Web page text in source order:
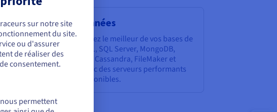
et
Base de données
Choisissez et tirez le meilleur de vos bases de
données MySQL, SQL Server, MongoDB,
Redis, MariaDB, Cassandra, FileMaker et
PostgreSQL avec des serveurs performants
hautement disponibles.
Unis.
et créez un
sur notre site
du site.
ou d'assurer
de réaliser des
consentement.
permettent